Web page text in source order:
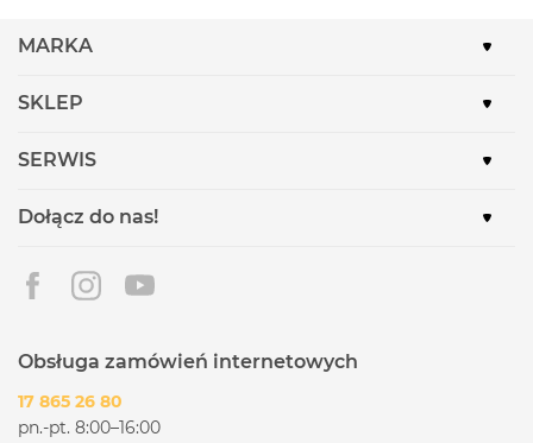
MARKA
SKLEP
SERWIS
Dołącz do nas!
Obsługa zamówień internetowych
17 865 26 80
pn.-pt. 8:00–16:00